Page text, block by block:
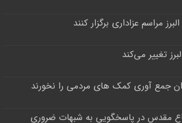
مراسم عزاداری برگزار کنند
تغییر می‌کند
جمع آوری کمک های مردمی را نخورند
مقدس در پاسخگویی به شبهات ضروری